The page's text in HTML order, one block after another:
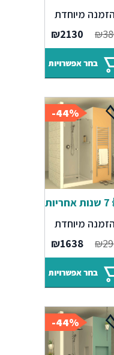
מיוחדת
ושתי דלתות
₪
₪2130
בחר אפשרויות
44%-
7 שנות אחריות
מקלחון חזית
מיוחדת
קבוע ודלת
₪
₪1638
בחר אפשרויות
44%-